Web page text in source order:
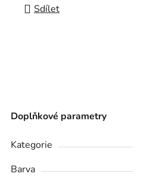
Sdílet
Doplňkové parametry
Kategorie
Barva